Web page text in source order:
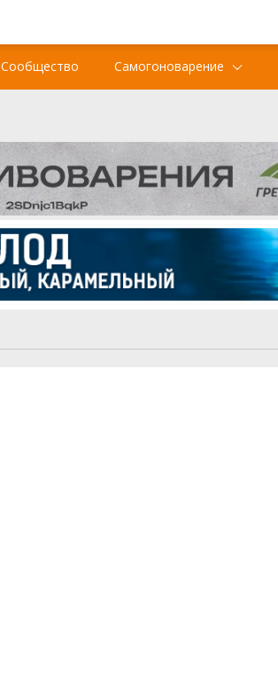
Сообщество Самогоноварение